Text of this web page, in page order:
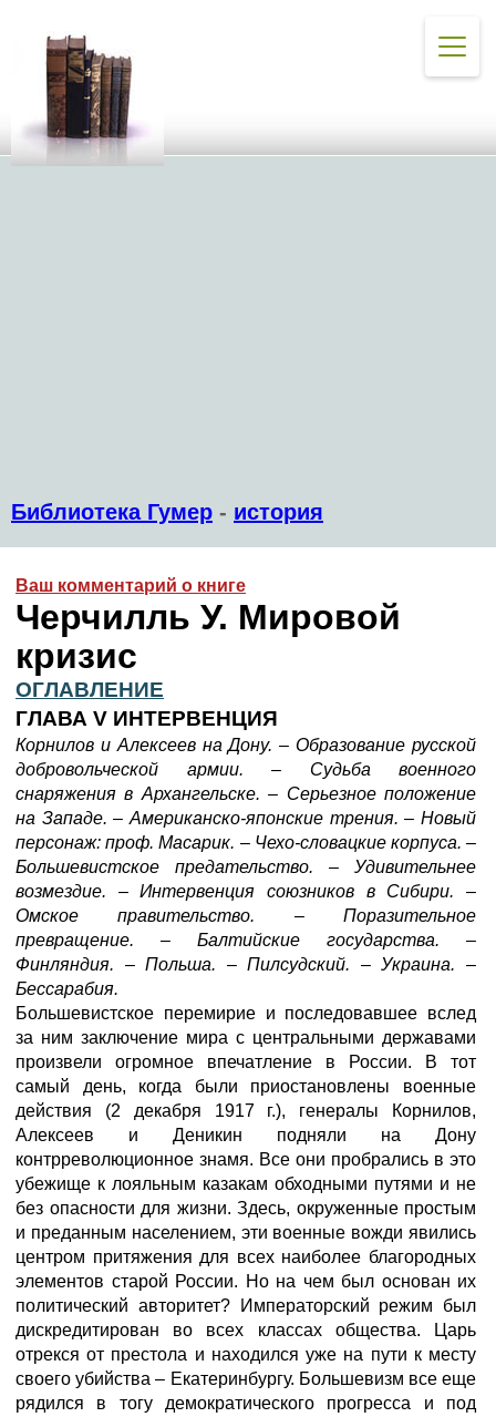
Библиотека Гумер - история
Ваш комментарий о книге
Черчилль У. Мировой
кризис
ОГЛАВЛЕНИЕ
ГЛАВА V ИНТЕРВЕНЦИЯ
Корнилов и Алексеев на Дону. – Образование русской
добровольческой армии. – Судьба военного
снаряжения в Архангельске. – Серьезное положение
на Западе. – Американско-японские трения. – Новый
персонаж: проф. Масарик. – Чехо-словацкие корпуса. –
Большевистское предательство. – Удивительнее
возмездие. – Интервенция союзников в Сибири. –
Омское правительство. – Поразительное
превращение. – Балтийские государства. –
Финляндия. – Польша. – Пилсудский. – Украина. –
Бессарабия.
Большевистское перемирие и последовавшее вслед
за ним заключение мира с центральными державами
произвели огромное впечатление в России. В тот
самый день, когда были приостановлены военные
действия (2 декабря 1917 г.), генералы Корнилов,
Алексеев и Деникин подняли на Дону
контрреволюционное знамя. Все они пробрались в это
убежище к лояльным казакам обходными путями и не
без опасности для жизни. Здесь, окруженные простым
и преданным населением, эти военные вожди явились
центром притяжения для всех наиболее благородных
элементов старой России. Но на чем был основан их
политический авторитет? Императорский режим был
дискредитирован во всех классах общества. Царь
отрекся от престола и находился уже на пути к месту
своего убийства – Екатеринбургу. Большевизм все еще
рядился в тогу демократического прогресса и под